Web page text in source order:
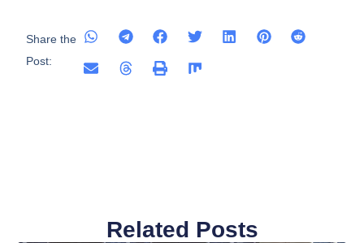
Share the
Post:
Related Posts